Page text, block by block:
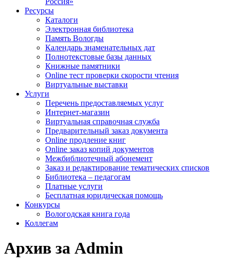
Ресурсы
Каталоги
Электронная библиотека
Память Вологды
Календарь знаменательных дат
Полнотекстовые базы данных
Книжные памятники
Online тест проверки скорости чтения
Виртуальные выставки
Услуги
Перечень предоставляемых услуг
Интернет-магазин
Виртуальная справочная служба
Предварительный заказ документа
Online продление книг
Online заказ копий документов
Межбиблиотечный абонемент
Заказ и редактирование тематических списков
Библиотека – педагогам
Платные услуги
Бесплатная юридическая помощь
Конкурсы
Вологодская книга года
Коллегам
Архив за Admin